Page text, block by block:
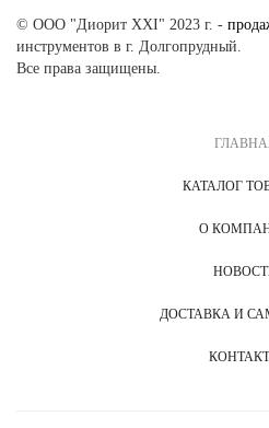
© ООО "Диорит XXI" 2023 г. -
инструментов в г. Долгопрудный.
Все права защищены.
КАТАЛОГ
О
ДОСТАВКА И